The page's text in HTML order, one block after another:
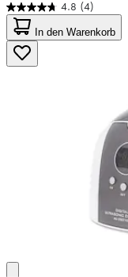
4.8 (4)
4.8
von
5
Sternen.
4
In den Warenkorb